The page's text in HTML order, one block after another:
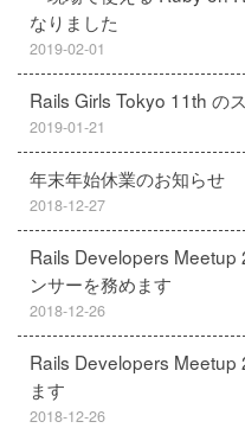
なりました
2019-02-01
Rails Girls Tokyo 11th の
2019-01-21
年末年始休業のお知らせ
2018-12-27
Rails Developers Meetup
ンサーを務めます
2018-12-26
Rails Developers Meetup
ます
2018-12-26